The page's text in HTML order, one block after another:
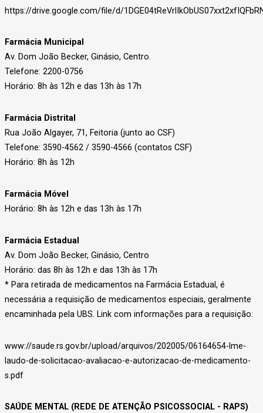
https://drive.google.com/file/d/
Farmácia Municipal
Av. Dom João Becker, Ginásio, Centro.
Telefone: 2200-0756
Horário: 8h às 12h e das 13h às 17h
Farmácia Distrital
Rua João Algayer, 71, Feitoria (junto ao CSF)
Telefone: 3590-4562 / 3590-4566 (contatos CSF)
Horário: 8h às 12h
Farmácia Móvel
Horário: 8h às 12h e das 13h às 17h
Farmácia Estadual
Av. Dom João Becker, Ginásio, Centro
Horário: das 8h às 12h e das 13h às 17h
* Para retirada de medicamentos na Farmácia Estadual, é
necessária a requisição de medicamentos especiais, geralmente
encaminhada pela UBS. Link com informações para a requisição:
www://saude.rs.gov.br/upload/arquivos/202005/06164654-lme-
laudo-de-solicitacao-avaliacao-e-autorizacao-de-medicamento-
s.pdf
SAÚDE MENTAL (REDE DE ATENÇÃO PSICOSSOCIAL - RAPS)